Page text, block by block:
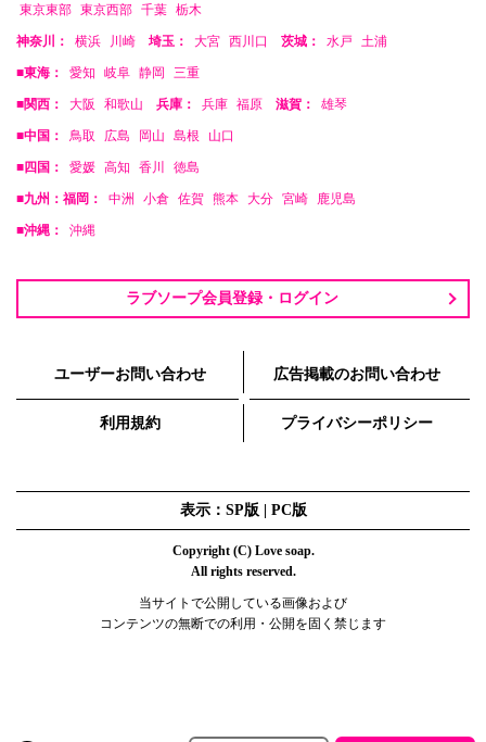
東京東部 東京西部 千葉 栃木
神奈川： 横浜 川崎 埼玉： 大宮 西川口 茨城： 水戸 土浦
■東海： 愛知 岐阜 静岡 三重
■関西： 大阪 和歌山 兵庫： 兵庫 福原 滋賀： 雄琴
■中国： 鳥取 広島 岡山 島根 山口
■四国： 愛媛 高知 香川 徳島
■九州：福岡： 中洲 小倉 佐賀 熊本 大分 宮崎 鹿児島
■沖縄： 沖縄
ラブソープ会員登録・ログイン
ユーザーお問い合わせ 広告掲載のお問い合わせ
利用規約 プライバシーポリシー
表示：SP版 | PC版
Copyright (C) Love soap.
All rights reserved.
当サイトで公開している画像および
コンテンツの無断での利用・公開を固く禁じます